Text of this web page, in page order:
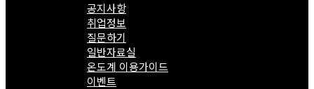
공지사항
취업정보
질문하기
일반자료실
온도계 이용가이드
이벤트